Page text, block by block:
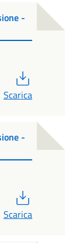
-
Scarica
-
Scarica